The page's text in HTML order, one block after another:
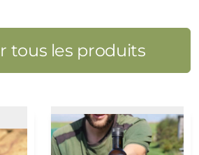
tous les produits